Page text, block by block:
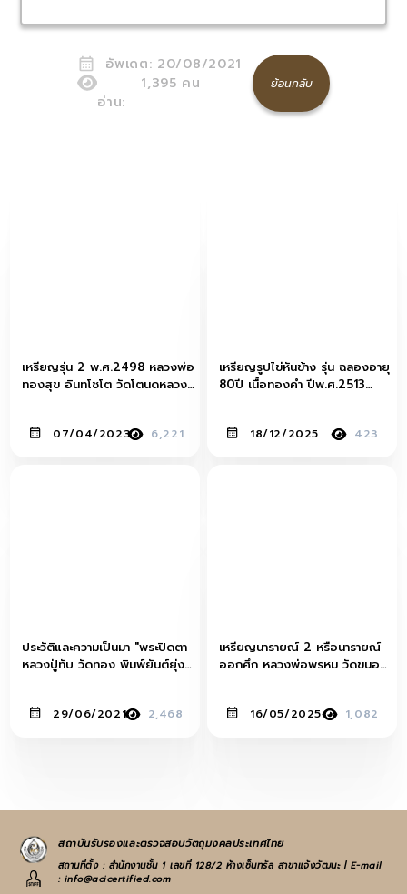
อัพเดต: 20/08/2021
อ่าน:
1,395 คน ย้อนกลับ
เหรียญรุ่น 2 พ.ศ.2498 หลวงพ่อ
ทองสุข อินทโชโต วัดโตนดหลวง
07/04/2023 6,221
เหรียญรูปไข่หันข้าง รุ่น ฉลองอายุ
80ปี เนื้อทองคำ ปีพ.ศ.2513
18/12/2025 423
ประวัติและความเป็นมา "พระปิดตา
หลวงปู่ทับ วัดทอง พิมพ์ยันต์ยุ่ง
29/06/2021 2,468
เหรียญนารายณ์ 2 หรือนารายณ์
ออกศึก หลวงพ่อพรหม วัดขนอน
16/05/2025 1,082
สถาบันรับรองและตรวจสอบวัตถุมงคลประเทศไทย
สถานที่ตั้ง : สำนักงานชั้น 1 เลขที่ 128/2 ห้างเซ็นทรัล สาขาแจ้งวัฒนะ | E-mail
: info@acicertified.com